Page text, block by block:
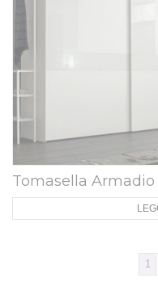
Tomasella Armadio
1